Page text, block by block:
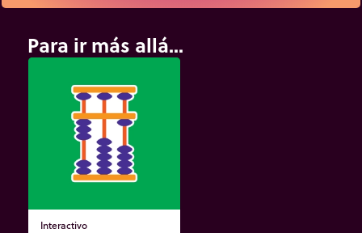
Para ir más allá...
Interactivo